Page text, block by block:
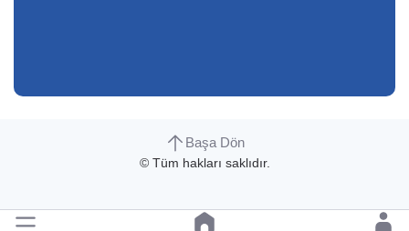
Başa Dön
© Tüm hakları saklıdır.